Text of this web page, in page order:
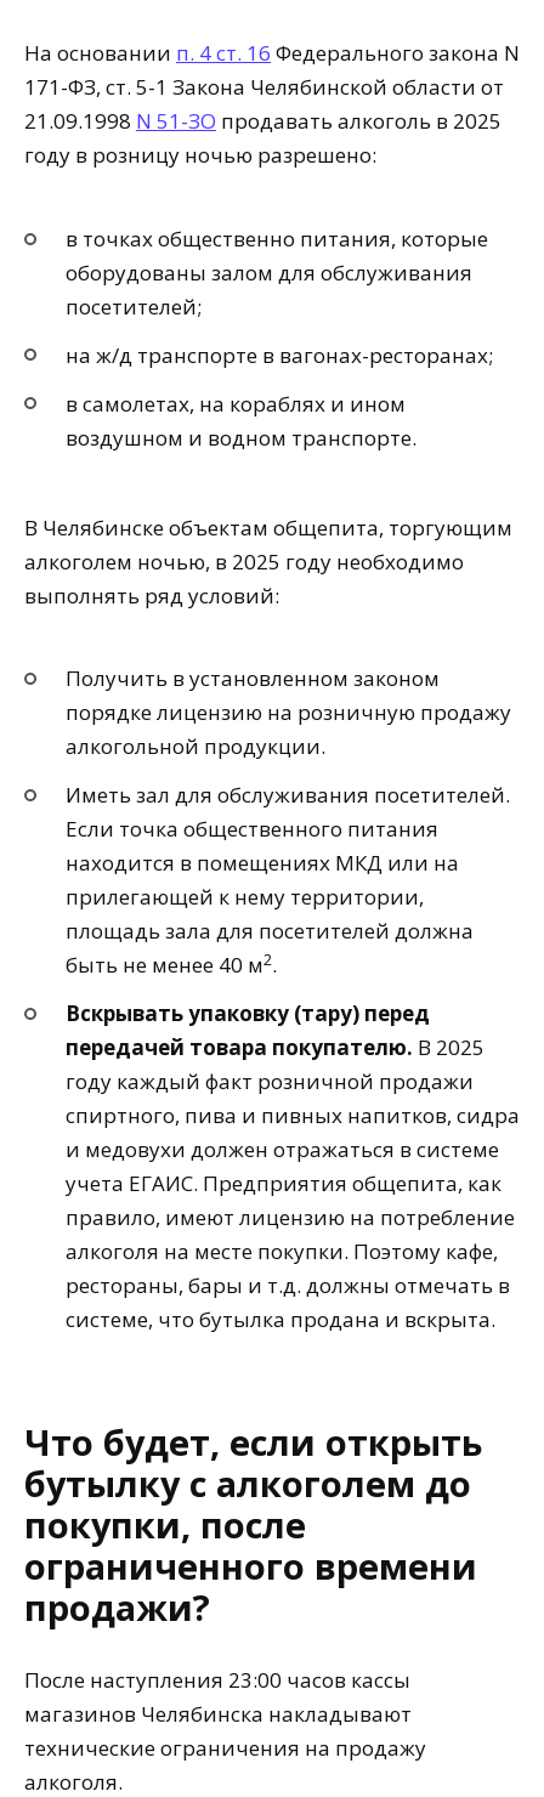
На основании п. 4 ст. 16 Федерального закона N
171-ФЗ, ст. 5-1 Закона Челябинской области от
21.09.1998 N 51-ЗО продавать алкоголь в 2025
году в розницу ночью разрешено:
в точках общественно питания, которые
оборудованы залом для обслуживания
посетителей;
на ж/д транспорте в вагонах-ресторанах;
в самолетах, на кораблях и ином
воздушном и водном транспорте.
В Челябинске объектам общепита, торгующим
алкоголем ночью, в 2025 году необходимо
выполнять ряд условий:
Получить в установленном законом
порядке лицензию на розничную продажу
алкогольной продукции.
Иметь зал для обслуживания посетителей.
Если точка общественного питания
находится в помещениях МКД или на
прилегающей к нему территории,
площадь зала для посетителей должна
быть не менее 40 м2.
Вскрывать упаковку (тару) перед
передачей товара покупателю. В 2025
году каждый факт розничной продажи
спиртного, пива и пивных напитков, сидра
и медовухи должен отражаться в системе
учета ЕГАИС. Предприятия общепита, как
правило, имеют лицензию на потребление
алкоголя на месте покупки. Поэтому кафе,
рестораны, бары и т.д. должны отмечать в
системе, что бутылка продана и вскрыта.
Что будет, если открыть
бутылку с алкоголем до
покупки, после
ограниченного времени
продажи?
После наступления 23:00 часов кассы
магазинов Челябинска накладывают
технические ограничения на продажу
алкоголя.